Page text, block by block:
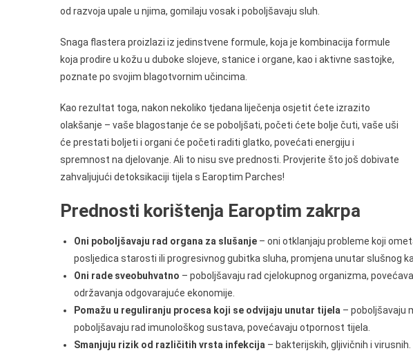
od razvoja upale u njima, gomilaju vosak i poboljšavaju sluh.
Snaga flastera proizlazi iz jedinstvene formule, koja je kombinacija formule
koja prodire u kožu u duboke slojeve, stanice i organe, kao i aktivne sastojke,
poznate po svojim blagotvornim učincima.
Kao rezultat toga, nakon nekoliko tjedana liječenja osjetit ćete izrazito
olakšanje – vaše blagostanje će se poboljšati, početi ćete bolje čuti, vaše uši
će prestati boljeti i organi će početi raditi glatko, povećati energiju i
spremnost na djelovanje. Ali to nisu sve prednosti. Provjerite što još dobivate
zahvaljujući detoksikaciji tijela s Earoptim Parches!
Prednosti korištenja Earoptim zakrpa
Oni poboljšavaju rad organa za slušanje – oni otklanjaju probleme koji
posljedica starosti ili progresivnog gubitka sluha, promjena unutar slušnog
Oni rade sveobuhvatno – poboljšavaju rad cjelokupnog organizma,
održavanja odgovarajuće ekonomije.
Pomažu u reguliranju procesa koji se odvijaju unutar tijela – poboljšavaju
poboljšavaju rad imunološkog sustava, povećavaju otpornost tijela.
Smanjuju rizik od različitih vrsta infekcija – bakterijskih, gljivičnih i virusnih.